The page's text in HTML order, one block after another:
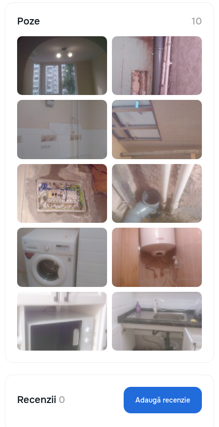
Poze 10
Recenzii 0 Adaugă recenzie